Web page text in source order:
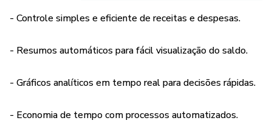
mostram, em tempo real, os principais indicadores
financeiro familiar, pessoal ou de pequenos negócios.
- Controle simples e eficiente de receitas e despesas.
- Resumos automáticos para fácil visualização do saldo.
- Gráficos analíticos em tempo real para decisões rápidas.
- Economia de tempo com processos automatizados.